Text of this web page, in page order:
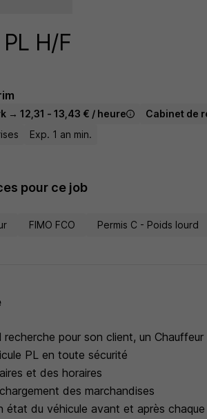
H/F
→ 12,31 - 13,43 € / heure Cabinet de
Exp. 1 an min.
pour ce job
FIMO FCO Permis C - Poids lourd
pour son client, un
PL en toute sécurité
et des horaires
des marchandises
état du véhicule avant et après